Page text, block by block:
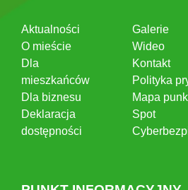
Aktualności
O mieście
Dla
mieszkańców
Dla biznesu
Deklaracja
dostępności
Galerie
Wideo
Kontakt
Polityka
Mapa
Spot